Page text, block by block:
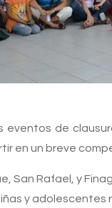
eventos de
en un breve
San Rafael, y
y adolescentes